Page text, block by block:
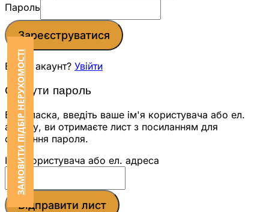
ЗАМОВИТИ ПІДБІР НЕРУХОМОСТІ
Пароль
Зареєструватися
Вже є акаунт? Увійти
Скинути пароль
Будь ласка, введіть ваше ім'я користувача або ел.
адресу, ви отримаєте лист з посиланням для
скидання пароля.
Ім'я користувача або ел. адреса
Відправити лист